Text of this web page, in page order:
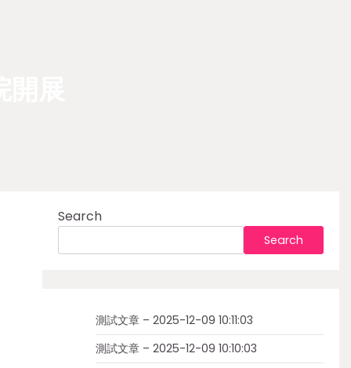
Search
Search
測試文章 – 2025-12-09 10:11:03
測試文章 – 2025-12-09 10:10:03